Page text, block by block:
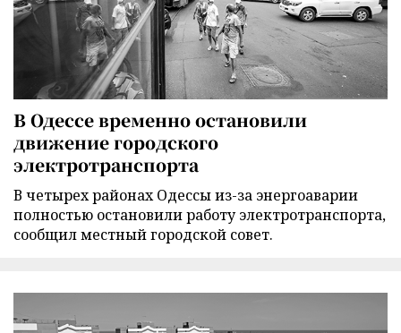
В Одессе временно остановили
движение городского
электротранспорта
В четырех районах Одессы из-за энергоаварии
полностью остановили работу электротранспорта,
сообщил местный городской совет.